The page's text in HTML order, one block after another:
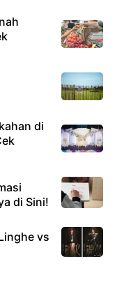
di
di Sini!
vs